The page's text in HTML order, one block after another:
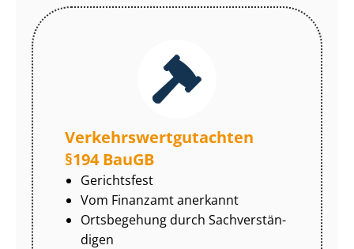
Ver­kehrs­wert­gut­ach­ten
§194 BauGB
Gerichtsfest
Vom Finanzamt anerkannt
Ortsbegehung durch Sach­ver­stän­
di­gen